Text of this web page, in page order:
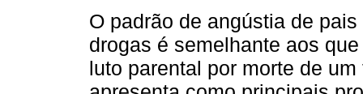
O padrão de angústia de
drogas é semelhante aos
luto parental por morte de